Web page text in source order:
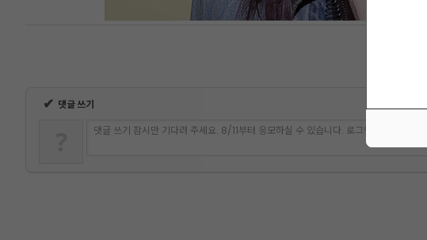
✔ 댓글 쓰기
댓글 쓰기 잠시만 기다려 주세요. 8/11부터 응모하실 수 있습니다. 로그인 하시겠습니까?